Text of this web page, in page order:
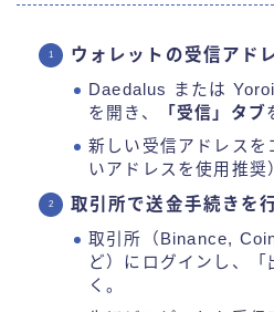
ウォレットの受信アド
Daedalus または
を開き、
「受信」タブ
新しい受信アドレス
いアドレスを使用推奨
取引所で送金手続きを
取引所（Binance,
ど）にログインし、「
く。